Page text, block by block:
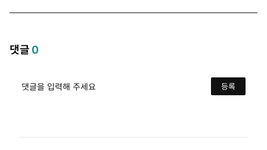
댓글 0
댓글을 입력해 주세요 등록